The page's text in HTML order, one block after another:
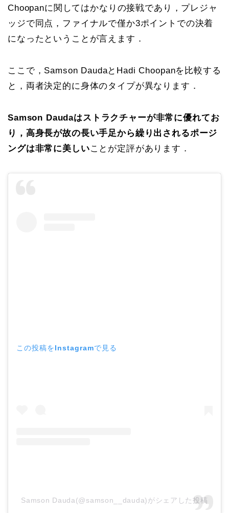
Choopanに関してはかなりの接戦であり，プレジャ
ッジで同点，ファイナルで僅か3ポイントでの決着
になったということが言えます．
ここで，Samson DaudaとHadi Choopanを比較する
と，両者決定的に身体のタイプが異なります．
Samson Daudaはストラクチャーが非常に優れてお
り，高身長が故の長い手足から繰り出されるポージ
ングは非常に美しいことが定評があります．
この投稿をInstagramで見る
Samson Dauda(@samson__dauda)がシェアした投稿